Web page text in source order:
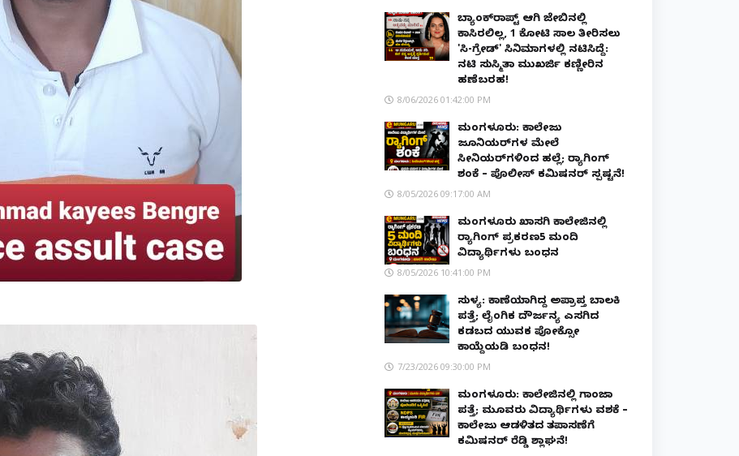
ಬ್ಯಾಂಕ್‌ರಾಪ್ಟ್‌ ಆಗಿ ಜೇಬಿನಲ್ಲಿ
ಕಾಸಿರಲಿಲ್ಲ, ₹1 ಕೋಟಿ ಸಾಲ ತೀರಿಸಲು
'ಸಿ-ಗ್ರೇಡ್' ಸಿನಿಮಾಗಳಲ್ಲಿ ನಟಿಸಿದ್ದೆ:
ನಟಿ ಸುಸ್ಮಿತಾ ಮುಖರ್ಜಿ ಕಣ್ಣೀರಿನ
ಹಣೆಬರಹ!
8/06/2026 01:42:00 PM
ಮಂಗಳೂರು: ಕಾಲೇಜು
ಜೂನಿಯರ್‌ಗಳ ಮೇಲೆ
ಸೀನಿಯರ್‌ಗಳಿಂದ ಹಲ್ಲೆ; ರ‌್ಯಾಗಿಂಗ್
ಶಂಕೆ – ಪೊಲೀಸ್ ಕಮಿಷನರ್ ಸ್ಪಷ್ಟನೆ!
8/05/2026 09:17:00 AM
ಮಂಗಳೂರು ಖಾಸಗಿ ಕಾಲೇಜಿನಲ್ಲಿ
ರ‌್ಯಾಗಿಂಗ್ ಪ್ರಕರಣ5 ಮಂದಿ
ವಿದ್ಯಾರ್ಥಿಗಳು ಬಂಧನ
8/05/2026 10:41:00 PM
ಸುಳ್ಯ: ಕಾಣೆಯಾಗಿದ್ದ ಅಪ್ರಾಪ್ತ ಬಾಲಕಿ
ಪತ್ತೆ; ಲೈಂಗಿಕ ದೌರ್ಜನ್ಯ ಎಸಗಿದ
ಕಡಬದ ಯುವಕ ಪೋಕ್ಸೋ
ಕಾಯ್ದೆಯಡಿ ಬಂಧನ!
7/23/2026 09:30:00 PM
ಮಂಗಳೂರು: ಕಾಲೇಜಿನಲ್ಲಿ ಗಾಂಜಾ
ಪತ್ತೆ; ಮೂವರು ವಿದ್ಯಾರ್ಥಿಗಳು ವಶಕ್ಕೆ –
ಕಾಲೇಜು ಆಡಳಿತದ ತಪಾಸಣೆಗೆ
ಕಮಿಷನರ್ ರೆಡ್ಡಿ ಶ್ಲಾಘನೆ!